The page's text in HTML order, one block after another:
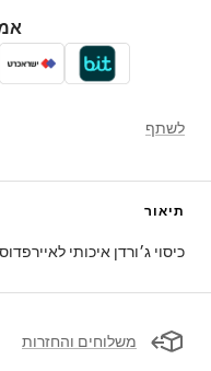
לשתף
תיאור
כיסוי ג׳ורדן איכותי לאיירפדוס
משלוחים והחזרות